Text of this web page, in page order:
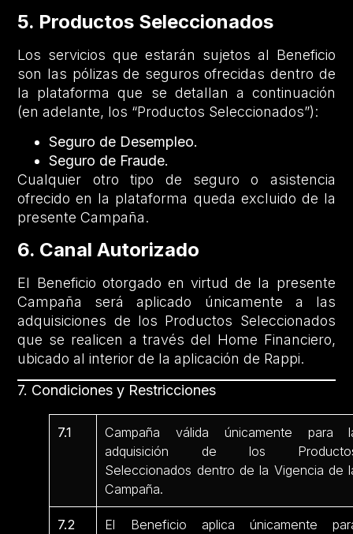
5. Productos Seleccionados
Los servicios que estarán sujetos al Beneficio
son las pólizas de seguros ofrecidas dentro de
la plataforma que se detallan a continuación
(en adelante, los “Productos Seleccionados”):
Seguro de Desempleo.
Seguro de Fraude.
Cualquier otro tipo de seguro o asistencia
ofrecido en la plataforma queda excluido de la
presente Campaña.
6. Canal Autorizado
El Beneficio otorgado en virtud de la presente
Campaña será aplicado únicamente a las
adquisiciones de los Productos Seleccionados
que se realicen a través del Home Financiero,
ubicado al interior de la aplicación de Rappi.
7. Condiciones y Restricciones
7.1
Campaña válida únicamente para
adquisición de los
Seleccionados dentro de la Vigencia de
Campaña.
7.2
El Beneficio aplica únicamente